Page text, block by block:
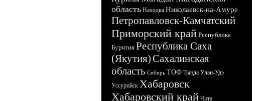
область Находка Николаевск-на-Амуре
Петропавловск-Камчатский
Приморский край Республика
Бурятия Республика Саха
(Якутия)Сахалинская
область Сибирь ТОФ Тында Улан-Удэ
Уссурийск Хабаровск
Хабаровский край Чита